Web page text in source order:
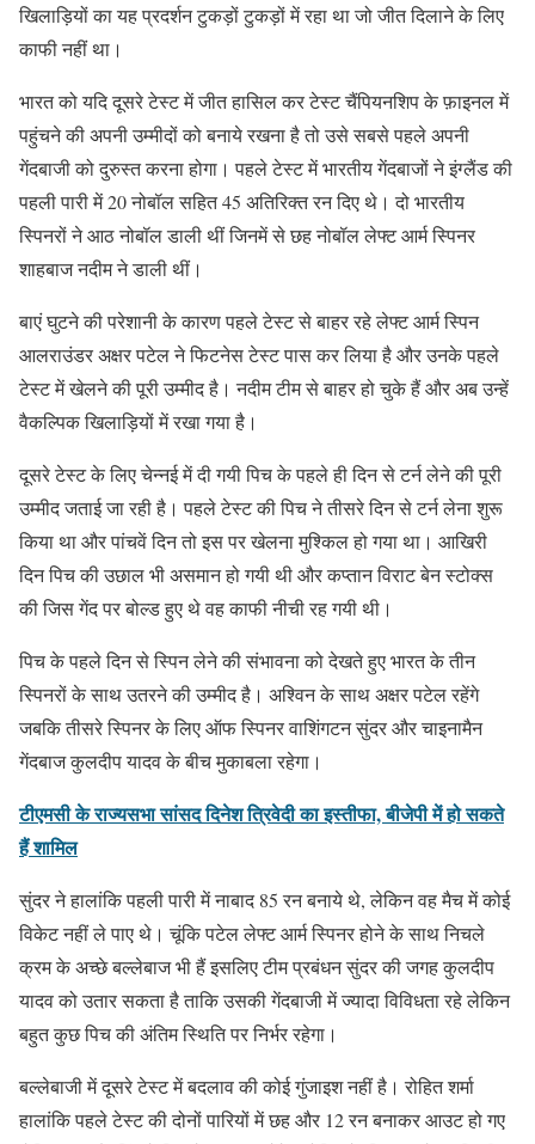
खिलाड़ियों का यह प्रदर्शन टुकड़ों टुकड़ों में रहा था जो जीत दिलाने के लिए
काफी नहीं था।
भारत को यदि दूसरे टेस्ट में जीत हासिल कर टेस्ट चैंपियनशिप के फ़ाइनल में
पहुंचने की अपनी उम्मीदों को बनाये रखना है तो उसे सबसे पहले अपनी
गेंदबाजी को दुरुस्त करना होगा। पहले टेस्ट में भारतीय गेंदबाजों ने इंग्लैंड की
पहली पारी में 20 नोबॉल सहित 45 अतिरिक्त रन दिए थे। दो भारतीय
स्पिनरों ने आठ नोबॉल डाली थीं जिनमें से छह नोबॉल लेफ्ट आर्म स्पिनर
शाहबाज नदीम ने डाली थीं।
बाएं घुटने की परेशानी के कारण पहले टेस्ट से बाहर रहे लेफ्ट आर्म स्पिन
आलराउंडर अक्षर पटेल ने फिटनेस टेस्ट पास कर लिया है और उनके पहले
टेस्ट में खेलने की पूरी उम्मीद है। नदीम टीम से बाहर हो चुके हैं और अब उन्हें
वैकल्पिक खिलाड़ियों में रखा गया है।
दूसरे टेस्ट के लिए चेन्नई में दी गयी पिच के पहले ही दिन से टर्न लेने की पूरी
उम्मीद जताई जा रही है। पहले टेस्ट की पिच ने तीसरे दिन से टर्न लेना शुरू
किया था और पांचवें दिन तो इस पर खेलना मुश्किल हो गया था। आखिरी
दिन पिच की उछाल भी असमान हो गयी थी और कप्तान विराट बेन स्टोक्स
की जिस गेंद पर बोल्ड हुए थे वह काफी नीची रह गयी थी।
पिच के पहले दिन से स्पिन लेने की संभावना को देखते हुए भारत के तीन
स्पिनरों के साथ उतरने की उम्मीद है। अश्विन के साथ अक्षर पटेल रहेंगे
जबकि तीसरे स्पिनर के लिए ऑफ स्पिनर वाशिंगटन सुंदर और चाइनामैन
गेंदबाज कुलदीप यादव के बीच मुकाबला रहेगा।
टीएमसी के राज्यसभा सांसद दिनेश त्रिवेदी का इस्तीफा, बीजेपी में हो सकते
हैं शामिल
सुंदर ने हालांकि पहली पारी में नाबाद 85 रन बनाये थे, लेकिन वह मैच में कोई
विकेट नहीं ले पाए थे। चूंकि पटेल लेफ्ट आर्म स्पिनर होने के साथ निचले
क्रम के अच्छे बल्लेबाज भी हैं इसलिए टीम प्रबंधन सुंदर की जगह कुलदीप
यादव को उतार सकता है ताकि उसकी गेंदबाजी में ज्यादा विविधता रहे लेकिन
बहुत कुछ पिच की अंतिम स्थिति पर निर्भर रहेगा।
बल्लेबाजी में दूसरे टेस्ट में बदलाव की कोई गुंजाइश नहीं है। रोहित शर्मा
हालांकि पहले टेस्ट की दोनों पारियों में छह और 12 रन बनाकर आउट हो गए